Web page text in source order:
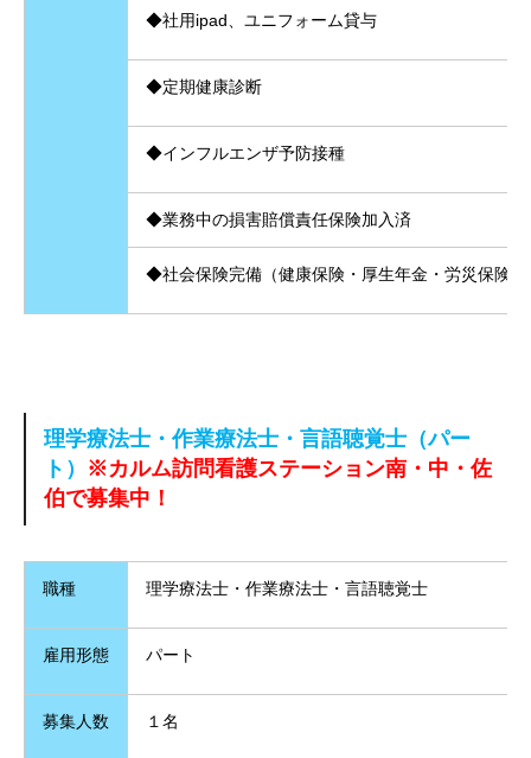
◆社用ipad、ユニフォーム貸与
◆定期健康診断
◆インフルエンザ予防接種
◆業務中の損害賠償責任保険加入済
◆社会保険完備（健康保険・厚生年金・労災保険・
理学療法士・作業療法士・言語聴覚士（パー
ト） ※カルム訪問看護ステーション南・中・佐
伯で募集中！
職種 理学療法士・作業療法士・言語聴覚士
雇用形態 パート
募集人数 １名